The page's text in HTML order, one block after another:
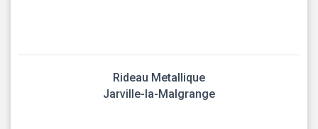
Rideau Metallique
Jarville-la-Malgrange